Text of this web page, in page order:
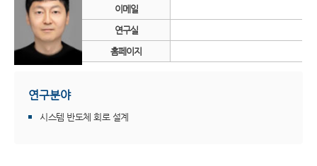
이메일
연구실
홈페이지
연구분야
시스템 반도체 회로 설계